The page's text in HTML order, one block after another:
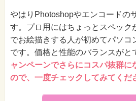
やはりPhotoshopやエンコードの
す。プロ用にはちょっとスペック
でお絵描きする人が初めてパソコ
です。価格と性能のバランスがと
ャンペーンでさらにコスパ抜群に
ので、一度チェックしてみてくだ